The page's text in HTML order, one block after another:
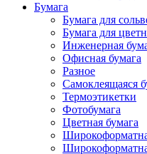
Бумага
Бумага для
Бумага для
Инженерная
Офисная бумага
Разное
Самоклеящаяся
Термоэтикетки
Фотобумага
Цветная бумага